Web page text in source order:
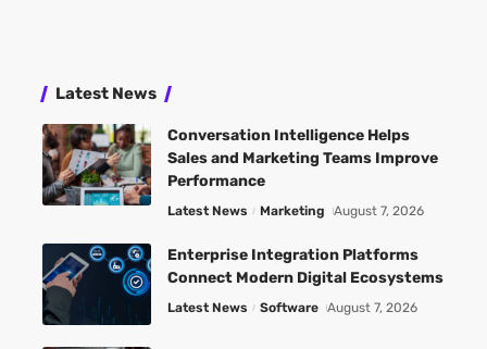
Latest News
Conversation Intelligence Helps
Sales and Marketing Teams Improve
Performance
Latest News Marketing August 7, 2026
Enterprise Integration Platforms
Connect Modern Digital Ecosystems
Latest News Software August 7, 2026